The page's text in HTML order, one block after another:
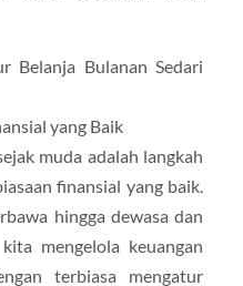
Belanja Bulanan Sedari
yang Baik
muda adalah langkah
finansial yang baik.
hingga dewasa dan
mengelola keuangan
terbiasa mengatur